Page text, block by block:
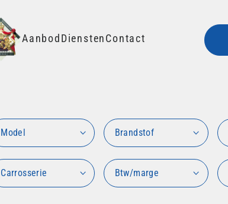
Aanbod DienstenContact
Model Brandstof
Carrosserie Btw/marge